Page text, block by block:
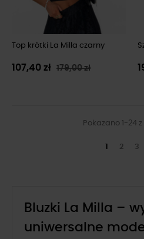
Top krótki La Milla czarny
107,40 zł 179,00 zł
Pokazano 1-24
1 2 3
Bluzki La Milla –
uniwersalne